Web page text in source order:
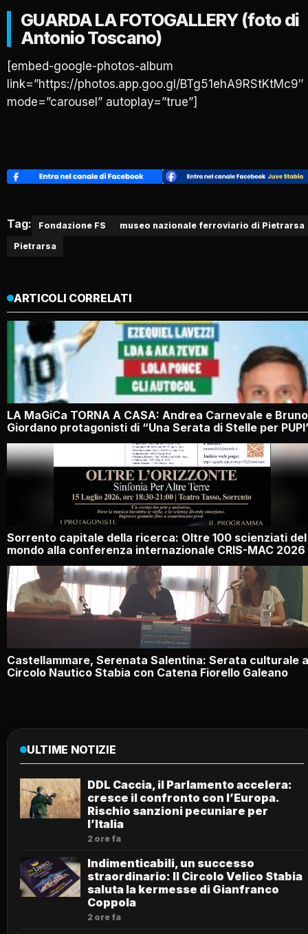
GUARDA LA FOTOGALLERY (foto di
Antonio Toscano)
[embed-google-photos-album
link=”https://photos.app.goo.gl/BTg51ehA9RStKtMc9″
mode=”carousel” autoplay=”true”]
Tag: Fondazione FS
museo nazionale ferroviario di Pietrarsa
Pietrarsa
ARTICOLI CORRELATI
LA MaGiCa TORNA A CASA: Andrea Carnevale e Bruno
Giordano protagonisti di “Una Serata di Stelle per
Sorrento capitale della ricerca: Oltre 100 scienziati del
mondo alla conferenza internazionale CRIS-MAC 2026
Castellammare, Serenata Salentina: Serata culturale
Circolo Nautico Stabia con Catena Fiorello Galeano
ULTIME NOTIZIE
DDL Caccia, il Parlamento accelera:
cresce il confronto con l’Europa.
Rischio sanzioni pecuniare per
l’Italia
2 ore fa
Indimenticabili, un successo
straordinario: Il Circolo Velico Stabia
saluta la kermesse di Gianfranco
Coppola
2 ore fa